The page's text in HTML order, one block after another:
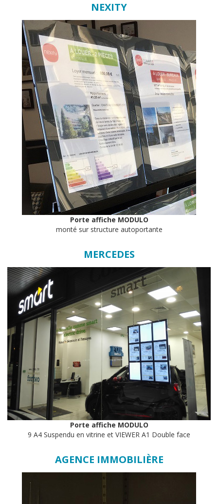
NEXITY
Porte affiche MODULO
monté sur structure autoportante
MERCEDES
Porte affiche MODULO
9 A4 Suspendu en vitrine et VIEWER A1 Double face
AGENCE IMMOBILIÈRE